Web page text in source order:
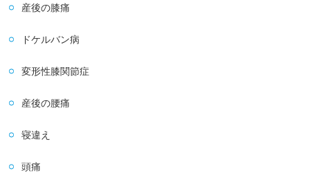
産後の膝痛
ドケルバン病
変形性膝関節症
産後の腰痛
寝違え
頭痛